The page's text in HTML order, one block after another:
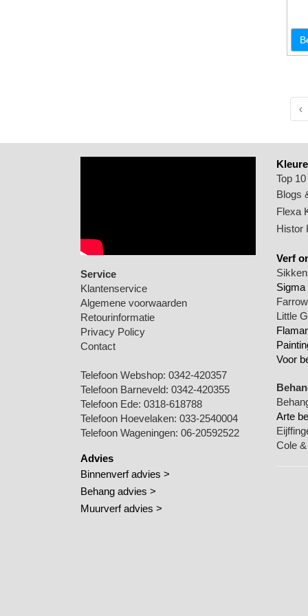
‹
Service
Klantenservice
Algemene voorwaarden
Retourinformatie
Privacy Policy
Contact
Telefoon Webshop: 0342-420357
Telefoon Barneveld: 0342-420355
Telefoon Ede: 0318-618788
Telefoon Hoevelaken: 033-2540004
Telefoon Wageningen: 06-20592522
Advies
Binnenverf advies >
Behang advies >
Muurverf advies >
Top
Blogs
Flexa
Histor
Verf
Sigma
Little
Voor
Arte
Cole